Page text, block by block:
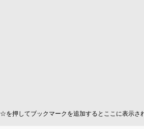
☆を押してブックマークを追加するとここに表示さ